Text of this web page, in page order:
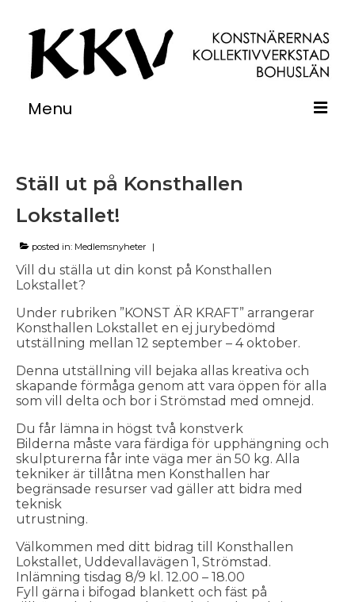
Menu
Verkstäder
Utställningar
Kurser
Övernattning
Medlemsinfo
Kontakt
Ställ ut på Konsthallen
Lokstallet!
posted in: Medlemsnyheter |
Vill du ställa ut din konst på Konsthallen
Lokstallet?
Under rubriken ”KONST ÄR KRAFT” arrangerar
Konsthallen Lokstallet en ej jurybedömd
utställning mellan 12 september – 4 oktober.
Denna utställning vill bejaka allas kreativa och
skapande förmåga genom att vara öppen för alla
som vill delta och bor i Strömstad med omnejd.
Du får lämna in högst två konstverk
Bilderna måste vara färdiga för upphängning och
skulpturerna får inte väga mer än 50 kg. Alla
tekniker är tillåtna men Konsthallen har
begränsade resurser vad gäller att bidra med
teknisk
utrustning.
Välkommen med ditt bidrag till Konsthallen
Lokstallet, Uddevallavägen 1, Strömstad.
Inlämning tisdag 8/9 kl. 12.00 – 18.00
Fyll gärna i bifogad blankett och fäst på